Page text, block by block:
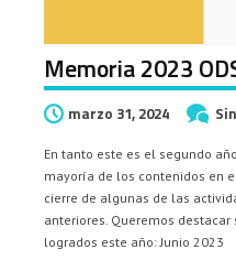
Memoria 2023
marzo 31, 2024
En tanto este es el segundo
mayoría de los contenidos en
cierre de algunas de las
anteriores. Queremos
logrados este año: Junio